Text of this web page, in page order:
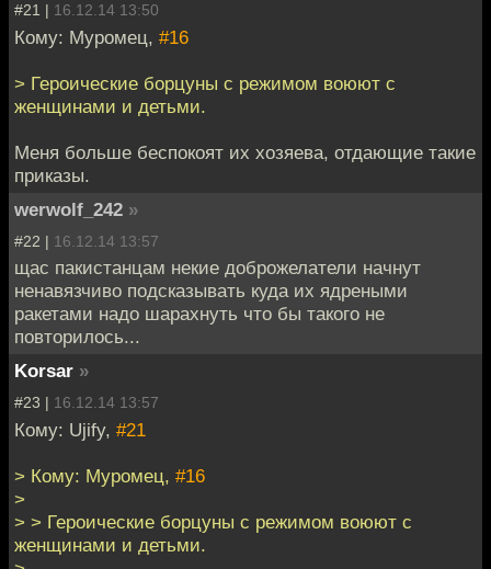
#21 | 16.12.14 13:50
Кому: Муромец, #16
> Героические борцуны с режимом воюют с
женщинами и детьми.
Меня больше беспокоят их хозяева, отдающие такие
приказы.
werwolf_242 »
#22 | 16.12.14 13:57
щас пакистанцам некие доброжелатели начнут
ненавязчиво подсказывать куда их ядреными
ракетами надо шарахнуть что бы такого не
повторилось...
Korsar »
#23 | 16.12.14 13:57
Кому: Ujify, #21
> Кому: Муромец, #16
>
> > Героические борцуны с режимом воюют с
женщинами и детьми.